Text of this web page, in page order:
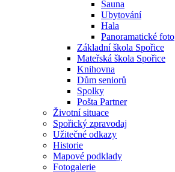
Sauna
Ubytování
Hala
Panoramatické foto
Základní škola Spořice
Mateřská škola Spořice
Knihovna
Dům seniorů
Spolky
Pošta Partner
Životní situace
Spořický zpravodaj
Užitečné odkazy
Historie
Mapové podklady
Fotogalerie